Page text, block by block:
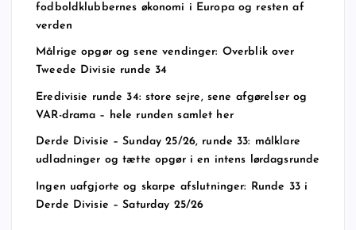
fodboldklubbernes økonomi i Europa og resten af
verden
Målrige opgør og sene vendinger: Overblik over
Tweede Divisie runde 34
Eredivisie runde 34: store sejre, sene afgørelser og
VAR-drama – hele runden samlet her
Derde Divisie – Sunday 25/26, runde 33: målklare
udladninger og tætte opgør i en intens lørdagsrunde
Ingen uafgjorte og skarpe afslutninger: Runde 33 i
Derde Divisie – Saturday 25/26